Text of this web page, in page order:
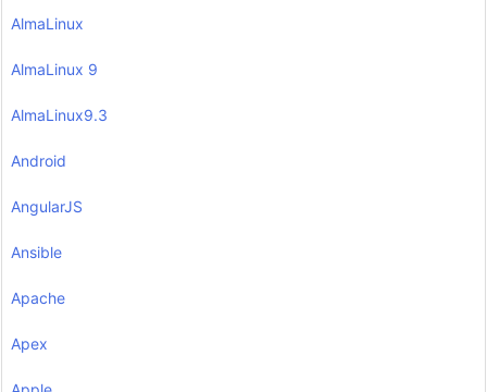
AlmaLinux
AlmaLinux 9
AlmaLinux9.3
Android
AngularJS
Ansible
Apache
Apex